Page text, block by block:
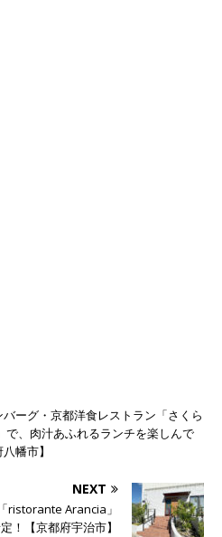
ーグ・京都洋食レストラン「さくら
で、肉汁あふれるランチを楽しんで
幡市】
NEXT
ristorante Arancia」
！【京都府宇治市】